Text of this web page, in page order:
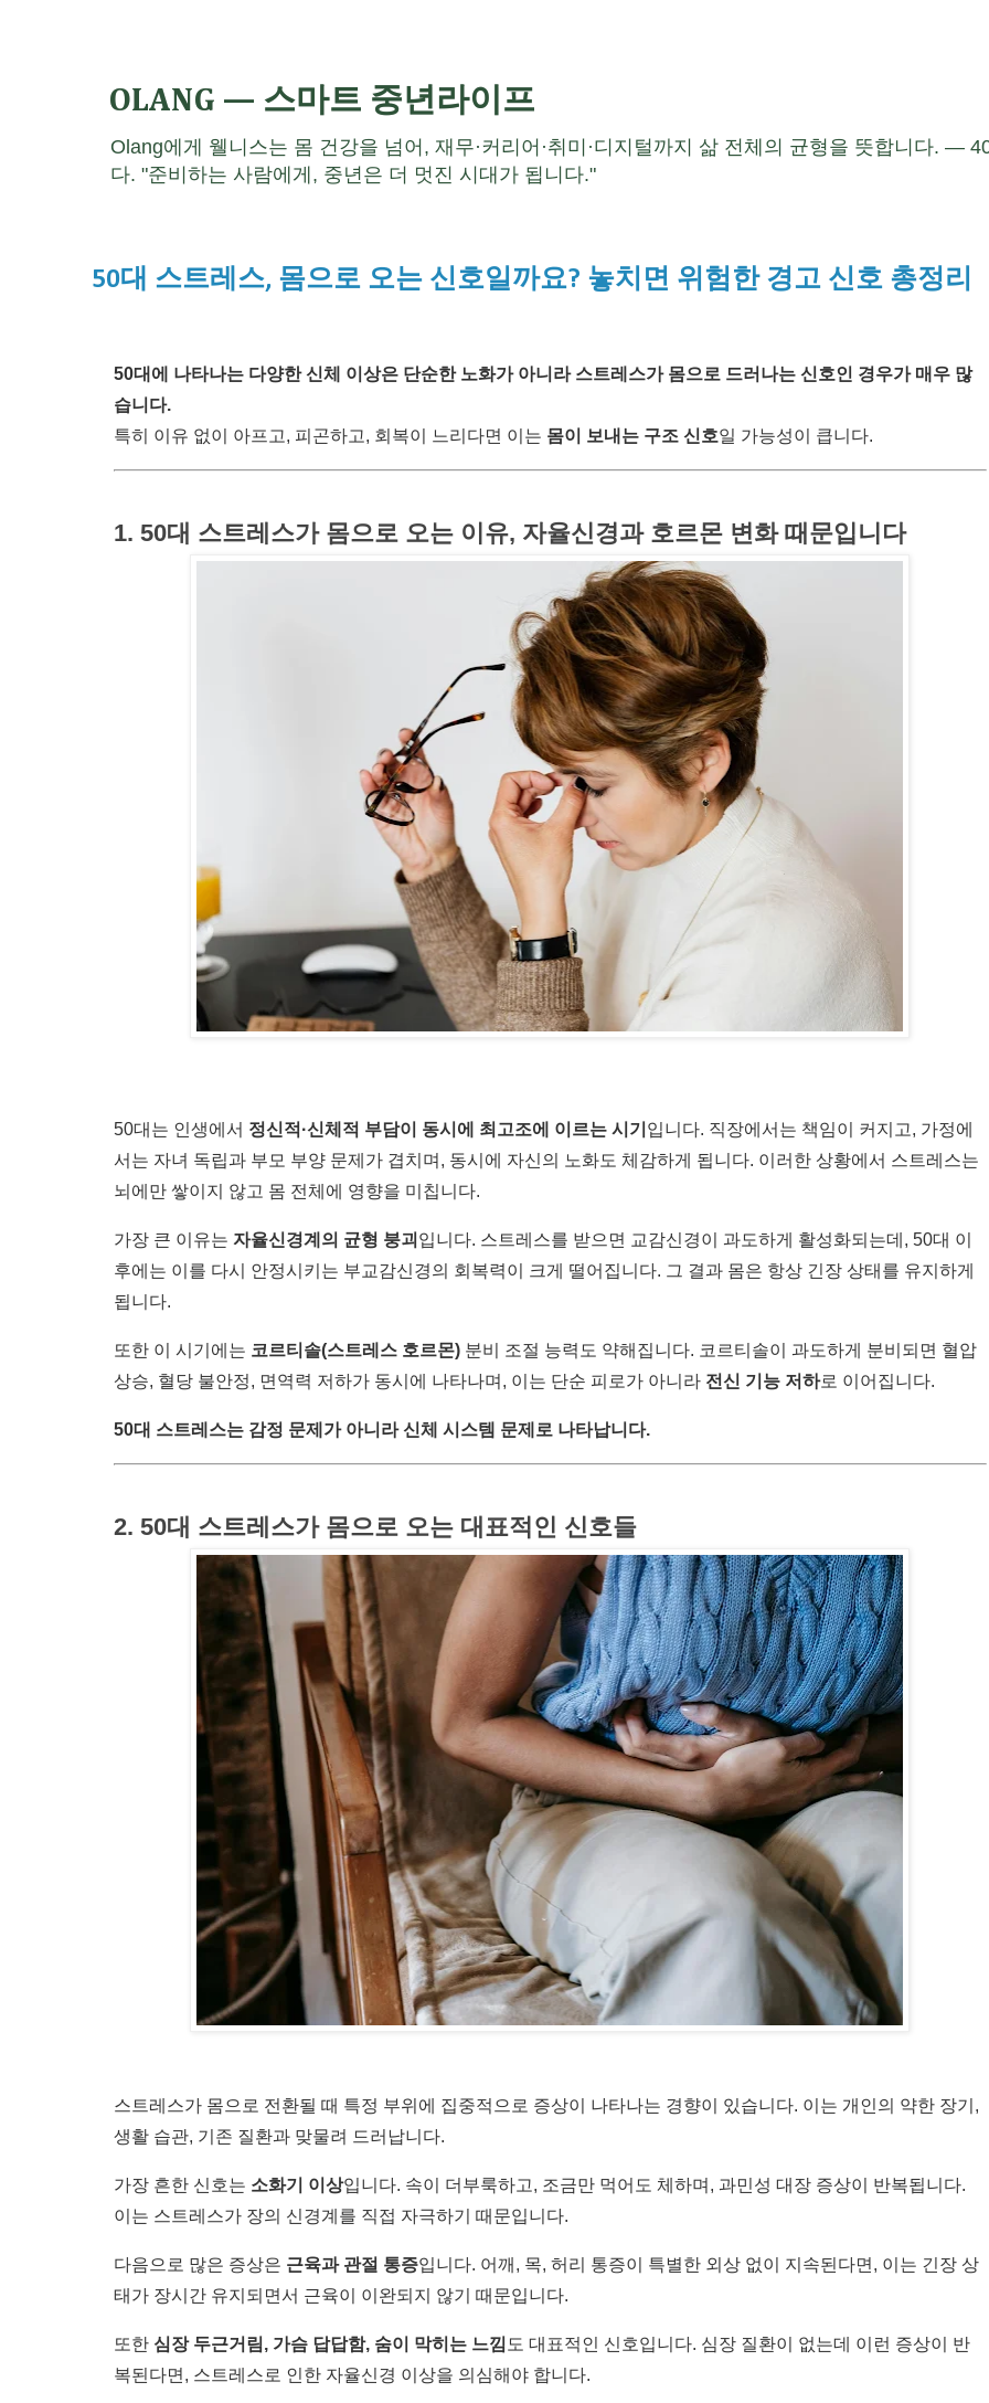
OLANG — 스마트 중년라이프
Olang에게 웰니스는 몸 건강을 넘어, 재무·커리어·취미·디지털까지 삶 전체의 균형을 뜻합니다. —
다. "준비하는 사람에게, 중년은 더 멋진 시대가 됩니다."
50대 스트레스, 몸으로 오는 신호일까요? 놓치면 위험한 경고 신호 총정리
50대에 나타나는 다양한 신체 이상은 단순한 노화가 아니라 스트레스가 몸으로 드러나는 신호인 경우가 매우 많
습니다.
특히 이유 없이 아프고, 피곤하고, 회복이 느리다면 이는 몸이 보내는 구조 신호일 가능성이 큽니다.
1. 50대 스트레스가 몸으로 오는 이유, 자율신경과 호르몬 변화 때문입니다
50대는 인생에서 정신적·신체적 부담이 동시에 최고조에 이르는 시기 입니다. 직장에서는 책임이 커지고, 가정에
서는 자녀 독립과 부모 부양 문제가 겹치며, 동시에 자신의 노화도 체감하게 됩니다. 이러한 상황에서 스트레스는
뇌에만 쌓이지 않고 몸 전체에 영향을 미칩니다.
가장 큰 이유는 자율신경계의 균형 붕괴 입니다. 스트레스를 받으면 교감신경이 과도하게 활성화되는데, 50대 이
후에는 이를 다시 안정시키는 부교감신경의 회복력이 크게 떨어집니다. 그 결과 몸은 항상 긴장 상태를 유지하게
됩니다.
또한 이 시기에는 코르티솔(스트레스 호르몬)분비 조절 능력도 약해집니다. 코르티솔이 과도하게 분비되면 혈압
상승, 혈당 불안정, 면역력 저하가 동시에 나타나며, 이는 단순 피로가 아니라 전신 기능 저하로 이어집니다.
50대 스트레스는 감정 문제가 아니라 신체 시스템 문제로 나타납니다.
2. 50대 스트레스가 몸으로 오는 대표적인 신호들
스트레스가 몸으로 전환될 때 특정 부위에 집중적으로 증상이 나타나는 경향이 있습니다. 이는 개인의 약한 장기,
생활 습관, 기존 질환과 맞물려 드러납니다.
가장 흔한 신호는 소화기 이상입니다. 속이 더부룩하고, 조금만 먹어도 체하며, 과민성 대장 증상이 반복됩니다.
이는 스트레스가 장의 신경계를 직접 자극하기 때문입니다.
다음으로 많은 증상은 근육과 관절 통증입니다. 어깨, 목, 허리 통증이 특별한 외상 없이 지속된다면, 이는 긴장 상
태가 장시간 유지되면서 근육이 이완되지 않기 때문입니다.
또한 심장 두근거림, 가슴 답답함, 숨이 막히는 느낌 도 대표적인 신호입니다. 심장 질환이 없는데 이런 증상이 반
복된다면, 스트레스로 인한 자율신경 이상을 의심해야 합니다.